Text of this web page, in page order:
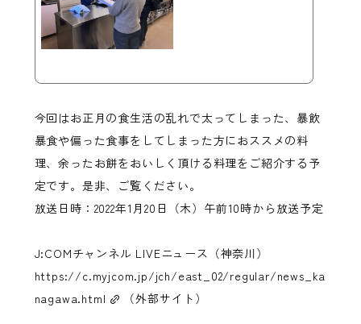
今回はお正月の食生活の乱れで太ってしまった、暴飲
暴食や偏った食事をしてしまった方におススメの料
理、余ったお餅をおいしく頂ける料理をご紹介する予
定です。是非、ご覧ください。
放送日時：2022年1月20日（木）午前10時から放送予定
J:COMチャンネル LIVEニュース（神奈川）
https://c.myjcom.jp/jch/east_02/regular/news_ka
nagawa.html
（外部サイト）